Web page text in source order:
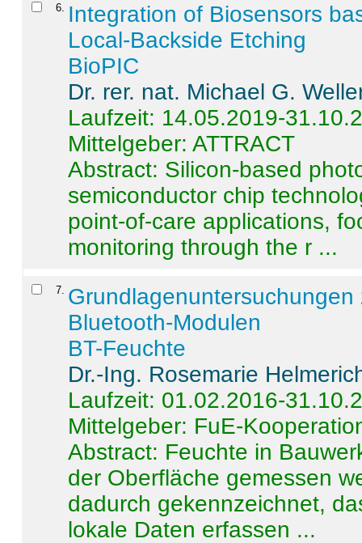
6
Integration of Biosensors
Local-Backside Etching
BioPIC
Dr. rer. nat. Michael G.
Laufzeit: 14.05.2019-
Mittelgeber: ATTRACT
Abstract: Silicon-based
semiconductor chip
point-of-care applications,
monitoring through the r ...
7
Bluetooth-Modulen
BT-Feuchte
Dr.-Ing. Rosemarie
Laufzeit: 01.02.2016-
Mittelgeber: FuE-
Abstract: Feuchte in
der Oberfläche gemessen
dadurch gekennzeichnet,
lokale Daten erfassen ...